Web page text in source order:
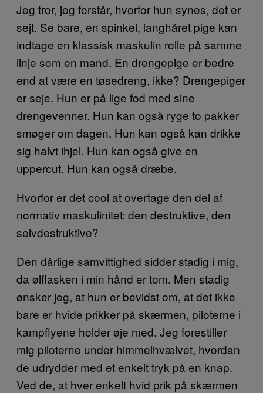
Jeg tror, jeg forstår, hvorfor hun synes, det er
sejt. Se bare, en spinkel, langhåret pige kan
indtage en klassisk maskulin rolle på samme
linje som en mand. En drengepige er bedre
end at være en tøsedreng, ikke? Drengepiger
er seje. Hun er på lige fod med sine
drengevenner. Hun kan også ryge to pakker
smøger om dagen. Hun kan også kan drikke
sig halvt ihjel. Hun kan også give en
uppercut. Hun kan også dræbe.
Hvorfor er det cool at overtage den del af
normativ maskulinitet: den destruktive, den
selvdestruktive?
Den dårlige samvittighed sidder stadig i mig,
da ølflasken i min hånd er tom. Men stadig
ønsker jeg, at hun er bevidst om, at det ikke
bare er hvide prikker på skærmen, piloterne i
kampflyene holder øje med. Jeg forestiller
mig piloterne under himmelhvælvet, hvordan
de udrydder med et enkelt tryk på en knap.
Ved de, at hver enkelt hvid prik på skærmen